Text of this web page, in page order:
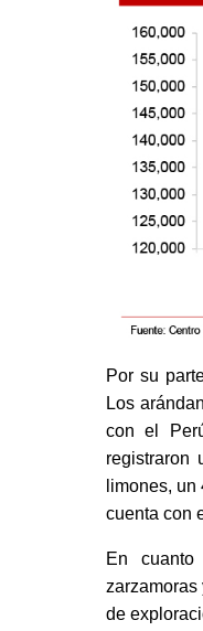
Por su
Los
con el
registraron
limones,
cuenta con
En cuanto
zarzamoras
de